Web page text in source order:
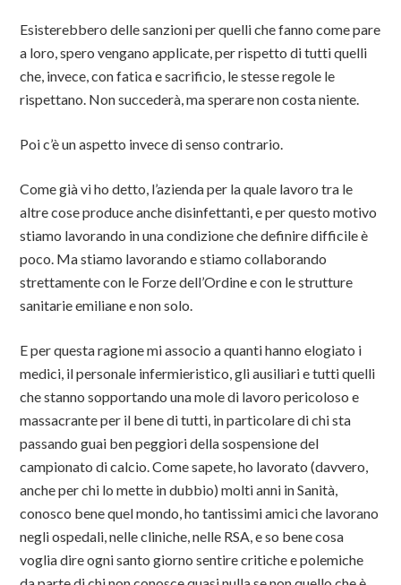
Esisterebbero delle sanzioni per quelli che fanno come pare
a loro, spero vengano applicate, per rispetto di tutti quelli
che, invece, con fatica e sacrificio, le stesse regole le
rispettano. Non succederà, ma sperare non costa niente.
Poi c’è un aspetto invece di senso contrario.
Come già vi ho detto, l’azienda per la quale lavoro tra le
altre cose produce anche disinfettanti, e per questo motivo
stiamo lavorando in una condizione che definire difficile è
poco. Ma stiamo lavorando e stiamo collaborando
strettamente con le Forze dell’Ordine e con le strutture
sanitarie emiliane e non solo.
E per questa ragione mi associo a quanti hanno elogiato i
medici, il personale infermieristico, gli ausiliari e tutti quelli
che stanno sopportando una mole di lavoro pericoloso e
massacrante per il bene di tutti, in particolare di chi sta
passando guai ben peggiori della sospensione del
campionato di calcio. Come sapete, ho lavorato (davvero,
anche per chi lo mette in dubbio) molti anni in Sanità,
conosco bene quel mondo, ho tantissimi amici che lavorano
negli ospedali, nelle cliniche, nelle RSA, e so bene cosa
voglia dire ogni santo giorno sentire critiche e polemiche